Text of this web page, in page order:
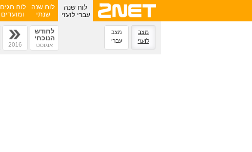
לוח שנה
עברי לועזי
לוח שנה
שנתי
לוח חגים
ומועדים
מצב
לועזי
מצב
עברי
לחודש
הנוכחי
אוגוסט 2016